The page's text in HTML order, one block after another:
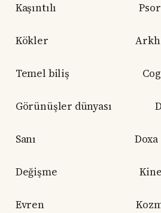
Kaşıntılı
Kökler
Temel biliş
Görünüşler dünyası
Sanı Doxa
Değişme
Evren